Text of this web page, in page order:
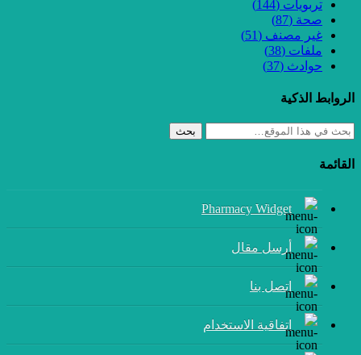
تربويات (144)
صحة (87)
غير مصنف (51)
ملفات (38)
حوادث (37)
الروابط الذكية
بحث
القائمة
Pharmacy Widget
أرسل مقال
إتصل بنا
اتفاقية الاستخدام